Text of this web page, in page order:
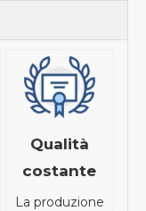
Qualità
costante
La produzione